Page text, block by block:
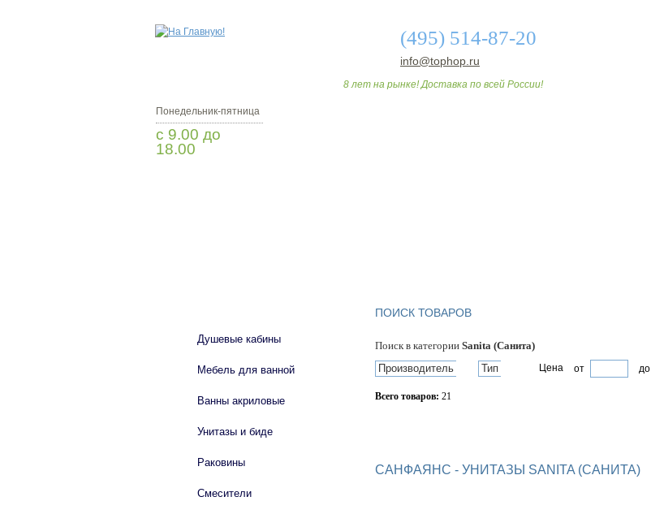
(495) 514-87-20
info@tophop.ru
8 лет на рынке! Доставка по всей России!
Понедельник-пятница
с 9.00 до
18.00
ПОИСК ТОВАРОВ
Поиск в категории Sanita (Санита)
Производитель
Тип Цена от до
Всего товаров: 21
САНФАЯНС - УНИТАЗЫ SANITA (САНИТА)
Душевые кабины
Мебель для ванной
Ванны акриловые
Унитазы и биде
Раковины
Смесители